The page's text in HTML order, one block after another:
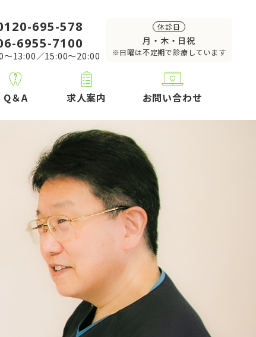
695-578
6955-7100
～13:00／15:00～20:00
休診日
月・木・日祝
※日曜は不定期で診療しています
Q＆A 求人案内 お問い合わせ